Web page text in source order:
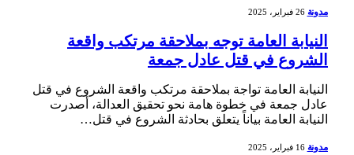
مدونة 26 فبراير، 2025
النيابة العامة توجه بملاحقة مرتكب واقعة
الشروع في قتل عادل جمعة
النيابة العامة تواجة بملاحقة ‌مرتكب واقعة الشروع في قتل
⁤عادل ⁢جمعة في خطوة هامة نحو تحقيق العدالة، أصدرت
النيابة العامة بياناً يتعلق بحادثة الشروع في قتل…
مدونة 16 فبراير، 2025